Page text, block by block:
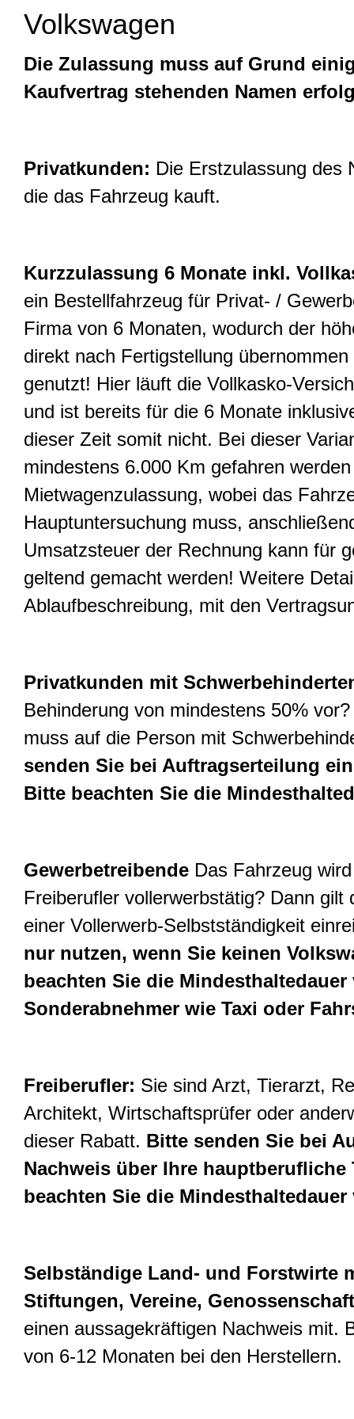
Volkswagen
Die Zulassung muss auf Grund
Kaufvertrag stehenden Namen
Privatkunden: Die Erstzulassung des
die das Fahrzeug kauft.
Kurzzulassung 6 Monate inkl.
ein Bestellfahrzeug für Privat- /
Firma von 6 Monaten, wodurch der
direkt nach Fertigstellung
genutzt! Hier läuft die Vollkasko-
und ist bereits für die 6 Monate
dieser Zeit somit nicht. Bei dieser
mindestens 6.000 Km gefahren
Mietwagenzulassung, wobei das
Hauptuntersuchung muss,
Umsatzsteuer der Rechnung kann für
geltend gemacht werden! Weitere
Ablaufbeschreibung, mit den
Privatkunden mit
Behinderung von mindestens 50%
muss auf die Person mit
senden Sie bei Auftragserteilung
Bitte beachten Sie die
Gewerbetreibende Das Fahrzeug
Freiberufler vollerwerbstätig? Dann
einer Vollerwerb-Selbstständigkeit
nur nutzen, wenn Sie keinen
beachten Sie die
Sonderabnehmer wie Taxi oder
Freiberufler: Sie sind Arzt, Tierarzt,
Architekt, Wirtschaftsprüfer oder
dieser Rabatt. Bitte senden Sie bei
Nachweis über Ihre
beachten Sie die
Selbständige Land- und Forstwirte
Stiftungen, Vereine,
einen aussagekräftigen Nachweis mit.
von 6-12 Monaten bei den Herstellern.